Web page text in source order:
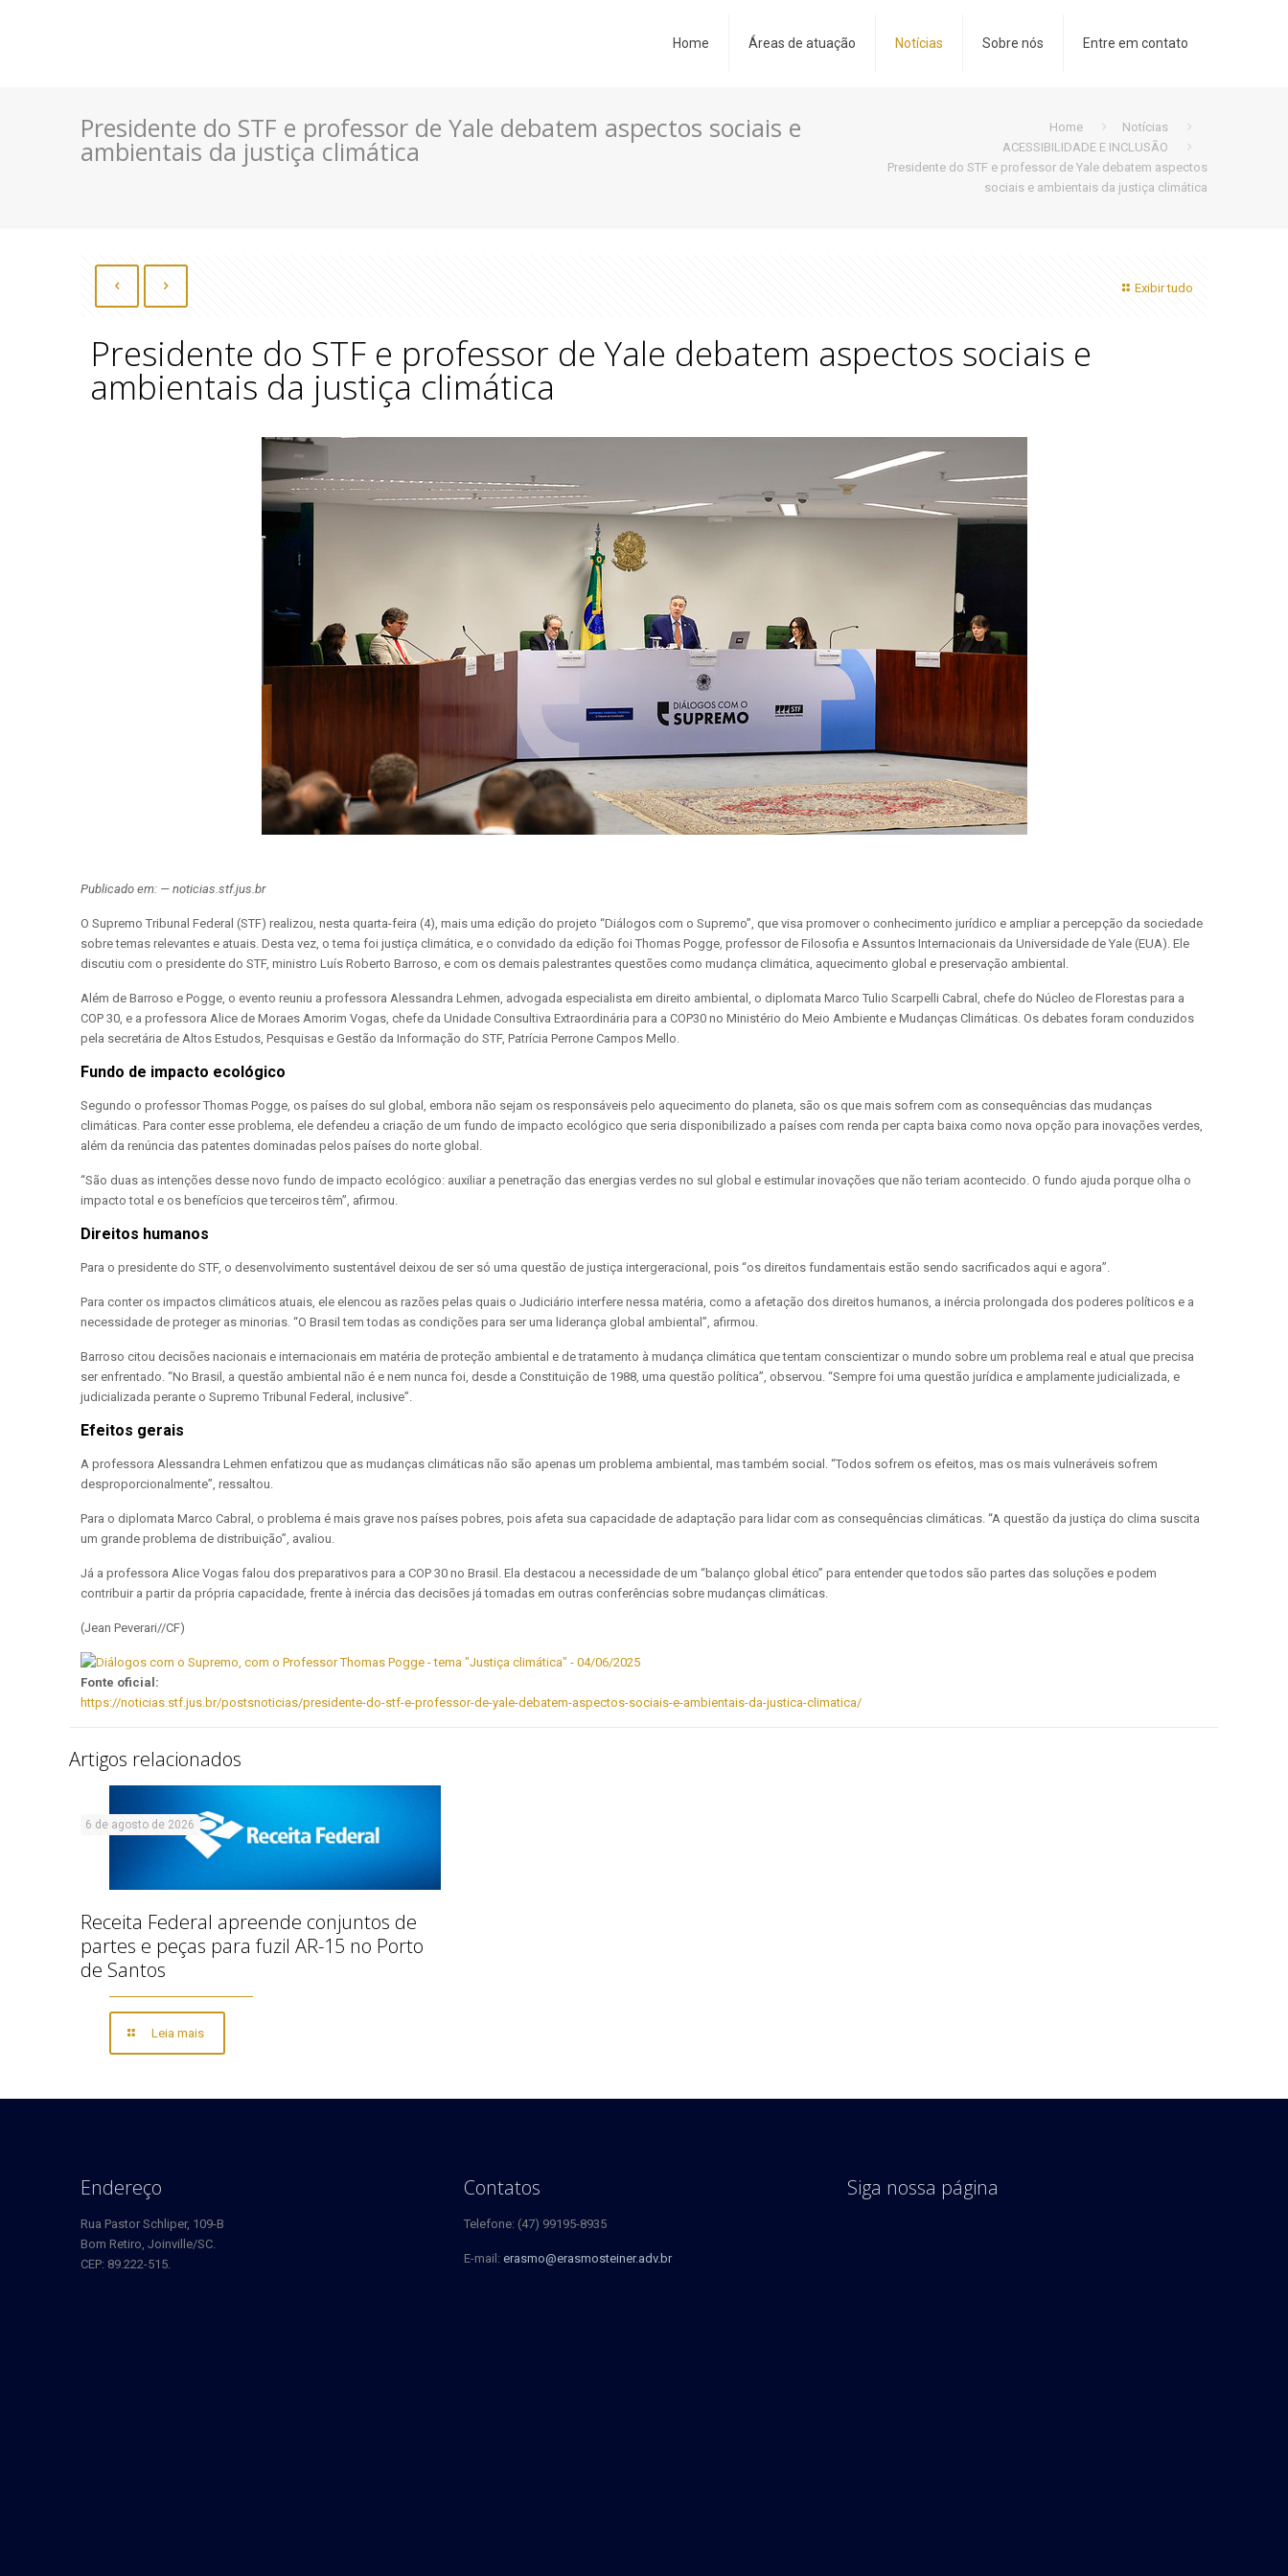
Home Áreas de atuação Notícias Sobre nós Entre em contato
Presidente do STF e professor de Yale debatem aspectos sociais e
ambientais da justiça climática
Home
Notícias
ACESSIBILIDADE E INCLUSÃO
Presidente do STF e professor de Yale debatem aspectos
sociais e ambientais da justiça climática
Exibir tudo
Presidente do STF e professor de Yale debatem aspectos sociais e
ambientais da justiça climática
Publicado em: — noticias.stf.jus.br
O Supremo Tribunal Federal (STF) realizou, nesta quarta-feira (4), mais uma edição do projeto “Diálogos com o Supremo”, que visa promover o conhecimento jurídico e ampliar a percepção da sociedade
sobre temas relevantes e atuais. Desta vez, o tema foi justiça climática, e o convidado da edição foi Thomas Pogge, professor de Filosofia e Assuntos Internacionais da Universidade de Yale (EUA). Ele
discutiu com o presidente do STF, ministro Luís Roberto Barroso, e com os demais palestrantes questões como mudança climática, aquecimento global e preservação ambiental.
Além de Barroso e Pogge, o evento reuniu a professora Alessandra Lehmen, advogada especialista em direito ambiental, o diplomata Marco Tulio Scarpelli Cabral, chefe do Núcleo de Florestas para a
COP 30, e a professora Alice de Moraes Amorim Vogas, chefe da Unidade Consultiva Extraordinária para a COP30 no Ministério do Meio Ambiente e Mudanças Climáticas. Os debates foram conduzidos
pela secretária de Altos Estudos, Pesquisas e Gestão da Informação do STF, Patrícia Perrone Campos Mello.
Fundo de impacto ecológico
Segundo o professor Thomas Pogge, os países do sul global, embora não sejam os responsáveis pelo aquecimento do planeta, são os que mais sofrem com as consequências das mudanças
climáticas. Para conter esse problema, ele defendeu a criação de um fundo de impacto ecológico que seria disponibilizado a países com renda per capta baixa como nova opção para inovações verdes,
além da renúncia das patentes dominadas pelos países do norte global.
“São duas as intenções desse novo fundo de impacto ecológico: auxiliar a penetração das energias verdes no sul global e estimular inovações que não teriam acontecido. O fundo ajuda porque olha o
impacto total e os benefícios que terceiros têm”, afirmou.
Direitos humanos
Para o presidente do STF, o desenvolvimento sustentável deixou de ser só uma questão de justiça intergeracional, pois “os direitos fundamentais estão sendo sacrificados aqui e agora”.
Para conter os impactos climáticos atuais, ele elencou as razões pelas quais o Judiciário interfere nessa matéria, como a afetação dos direitos humanos, a inércia prolongada dos poderes políticos e a
necessidade de proteger as minorias. “O Brasil tem todas as condições para ser uma liderança global ambiental”, afirmou.
Barroso citou decisões nacionais e internacionais em matéria de proteção ambiental e de tratamento à mudança climática que tentam conscientizar o mundo sobre um problema real e atual que precisa
ser enfrentado. “No Brasil, a questão ambiental não é e nem nunca foi, desde a Constituição de 1988, uma questão política”, observou. “Sempre foi uma questão jurídica e amplamente judicializada, e
judicializada perante o Supremo Tribunal Federal, inclusive”.
Efeitos gerais
A professora Alessandra Lehmen enfatizou que as mudanças climáticas não são apenas um problema ambiental, mas também social. “Todos sofrem os efeitos, mas os mais vulneráveis sofrem
desproporcionalmente”, ressaltou.
Para o diplomata Marco Cabral, o problema é mais grave nos países pobres, pois afeta sua capacidade de adaptação para lidar com as consequências climáticas. “A questão da justiça do clima suscita
um grande problema de distribuição”, avaliou.
Já a professora Alice Vogas falou dos preparativos para a COP 30 no Brasil. Ela destacou a necessidade de um “balanço global ético” para entender que todos são partes das soluções e podem
contribuir a partir da própria capacidade, frente à inércia das decisões já tomadas em outras conferências sobre mudanças climáticas.
(Jean Peverari//CF)
Fonte oficial:
https://noticias.stf.jus.br/postsnoticias/presidente-do-stf-e-professor-de-yale-debatem-aspectos-sociais-e-ambientais-da-justica-climatica/
Artigos relacionados
6 de agosto de 2026
Receita Federal apreende conjuntos de
partes e peças para fuzil AR-15 no Porto
de Santos
Leia mais
Endereço
Rua Pastor Schliper, 109-B
Bom Retiro, Joinville/SC.
CEP: 89.222-515.
Contatos
Telefone: (47) 99195-8935
E-mail: erasmo@erasmosteiner.adv.br
Siga nossa página